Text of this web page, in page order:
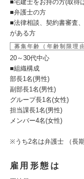
■宅建士をお持の方(取得
■弁護士の方
■法律相談、契約書審査
がある方
募集年齢（年齢制限理
20～30代中心
■組織構成
部長1名(男性)
副部長1名(男性)
グループ長1名(女性)
担当課長1名(男性)
メンバー4名(女性)
※うち2名は弁護士 （長
雇用形態は